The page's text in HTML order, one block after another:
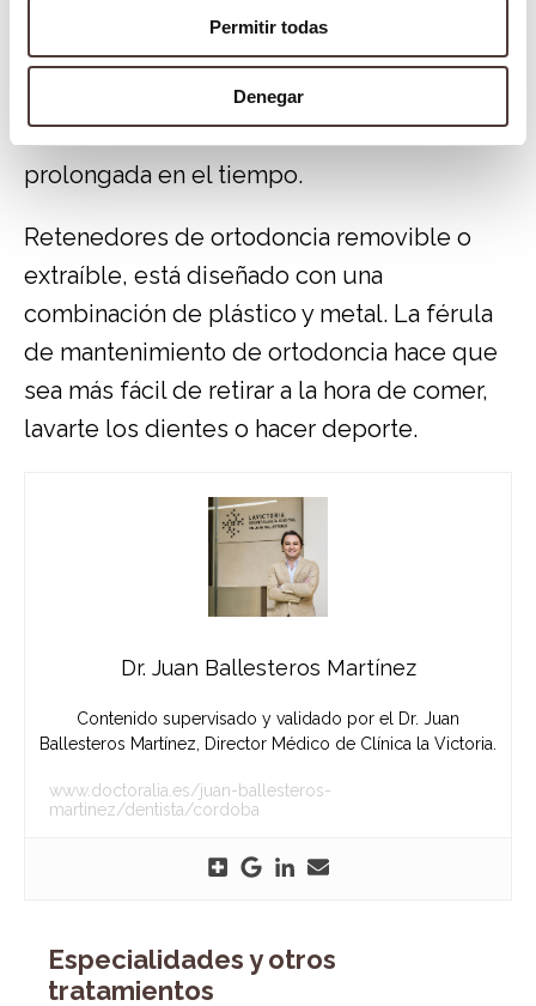
Permitir todas
Denegar
Retenedores fijos, son los que se utilizan
en casos de inestabilidad intraarticular
donde es necesario hacer una retención
prolongada en el tiempo.
Retenedores de ortodoncia removible o
extraíble, está diseñado con una
combinación de plástico y metal. La férula
de mantenimiento de ortodoncia hace que
sea más fácil de retirar a la hora de comer,
lavarte los dientes o hacer deporte.
Dr. Juan Ballesteros Martínez
Contenido supervisado y validado por el Dr. Juan
Ballesteros Martínez, Director Médico de Clínica la Victoria.
www.doctoralia.es/juan-ballesteros-
martinez/dentista/cordoba
Especialidades y otros
tratamientos